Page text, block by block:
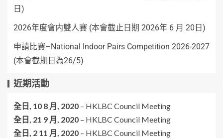
日)
2026年度會内雙人賽 (本會截止日期 2026年 6 月 20日)
申請比賽–National Indoor Pairs Competition 2026-2027
(本會截期日為26/5)
近期活動
全日, 10 8 月, 2020 – HKLBC Council Meeting
全日, 21 9 月, 2020 – HKLBC Council Meeting
全日, 2 11 月, 2020 – HKLBC Council Meeting